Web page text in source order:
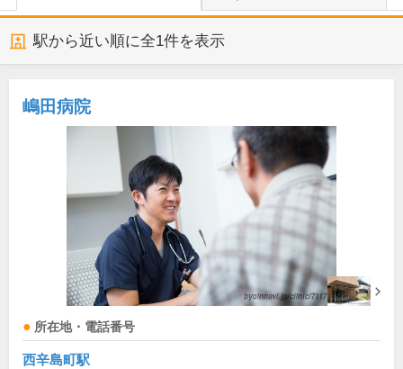
駅から近い順に全1件を表示
嶋田病院
所在地・電話番号
西辛島町駅